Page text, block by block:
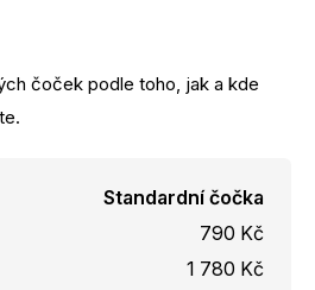
čoček podle toho, jak a kde
Standardní čočka
790 Kč
1 780 Kč